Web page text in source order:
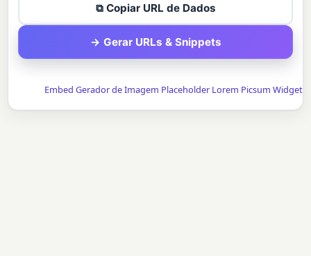
⧉ Copiar URL de Dados
→ Gerar URLs & Snippets
Embed Gerador de Imagem Placeholder Lorem Picsum Widget